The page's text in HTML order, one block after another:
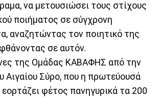
να μετουσιώσει τους στίχους
ποιήματος σε σύγχρονη
αναζητώντας τον ποιητικό της
σε αυτόν.
της Ομάδας ΚΑΒΑΦΗΣ από την
Αιγαίου Σύρο, που η πρωτεύουσά
φέτος πανηγυρικά τα 200